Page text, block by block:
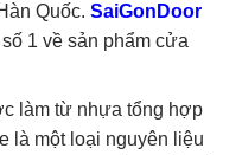
Quốc. SaiGonDoor
1 về sản phẩm cửa
làm từ nhựa tổng hợp
là một loại nguyên liệu